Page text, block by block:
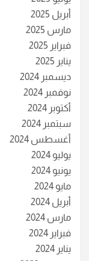
أبريل 2025
مارس 2025
فبراير 2025
يناير 2025
ديسمبر 2024
نوفمبر 2024
أكتوبر 2024
سبتمبر 2024
أغسطس 2024
يوليو 2024
يونيو 2024
مايو 2024
أبريل 2024
مارس 2024
فبراير 2024
يناير 2024